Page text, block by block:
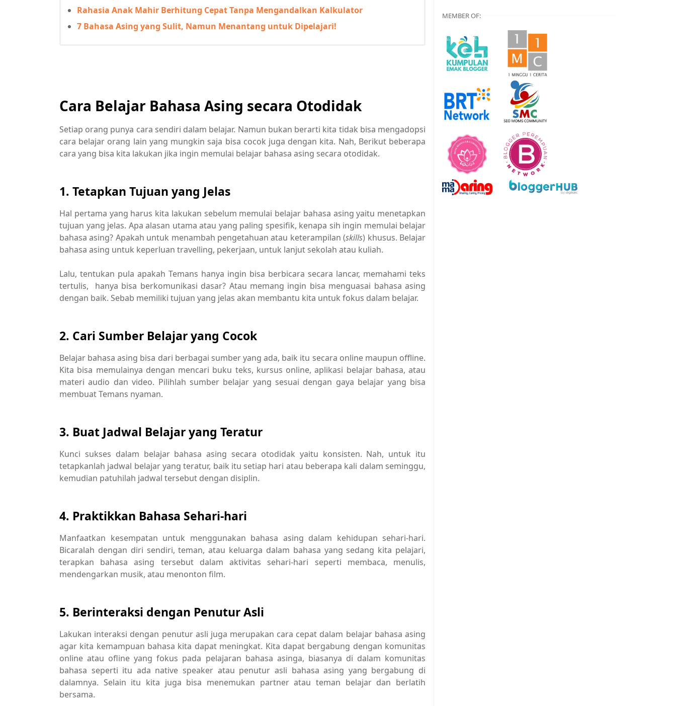
Rahasia Anak Mahir Berhitung Cepat Tanpa Mengandalkan Kalkulator
7 Bahasa Asing yang Sulit, Namun Menantang untuk Dipelajari!
Cara Belajar Bahasa Asing secara Otodidak
Setiap orang punya cara sendiri dalam belajar. Namun bukan berarti kita tidak bisa mengadopsi
cara belajar orang lain yang mungkin saja bisa cocok juga dengan kita. Nah, Berikut beberapa
cara yang bisa kita lakukan jika ingin memulai belajar bahasa asing secara otodidak.
1. Tetapkan Tujuan yang Jelas
Hal pertama yang harus kita lakukan sebelum memulai belajar bahasa asing yaitu menetapkan
tujuan yang jelas. Apa alasan utama atau yang paling spesifik, kenapa sih ingin memulai belajar
bahasa asing? Apakah untuk menambah pengetahuan atau keterampilan (skills) khusus. Belajar
bahasa asing untuk keperluan travelling, pekerjaan, untuk lanjut sekolah atau kuliah.
Lalu, tentukan pula apakah Temans hanya ingin bisa berbicara secara lancar, memahami teks
tertulis, hanya bisa berkomunikasi dasar? Atau memang ingin bisa menguasai bahasa asing
dengan baik. Sebab memiliki tujuan yang jelas akan membantu kita untuk fokus dalam belajar.
2. Cari Sumber Belajar yang Cocok
Belajar bahasa asing bisa dari berbagai sumber yang ada, baik itu secara online maupun offline.
Kita bisa memulainya dengan mencari buku teks, kursus online, aplikasi belajar bahasa, atau
materi audio dan video. Pilihlah sumber belajar yang sesuai dengan gaya belajar yang bisa
membuat Temans nyaman.
3. Buat Jadwal Belajar yang Teratur
Kunci sukses dalam belajar bahasa asing secara otodidak yaitu konsisten. Nah, untuk itu
tetapkanlah jadwal belajar yang teratur, baik itu setiap hari atau beberapa kali dalam seminggu,
kemudian patuhilah jadwal tersebut dengan disiplin.
4. Praktikkan Bahasa Sehari-hari
Manfaatkan kesempatan untuk menggunakan bahasa asing dalam kehidupan sehari-hari.
Bicaralah dengan diri sendiri, teman, atau keluarga dalam bahasa yang sedang kita pelajari,
terapkan bahasa asing tersebut dalam aktivitas sehari-hari seperti membaca, menulis,
mendengarkan musik, atau menonton film.
5. Berinteraksi dengan Penutur Asli
Lakukan interaksi dengan penutur asli juga merupakan cara cepat dalam belajar bahasa asing
agar kita kemampuan bahasa kita dapat meningkat. Kita dapat bergabung dengan komunitas
online atau ofline yang fokus pada pelajaran bahasa asinga, biasanya di dalam komunitas
bahasa seperti itu ada native speaker atau penutur asli bahasa asing yang bergabung di
dalamnya. Selain itu kita juga bisa menemukan partner atau teman belajar dan berlatih
bersama.
MEMBER OF: